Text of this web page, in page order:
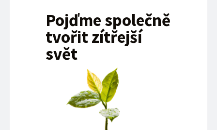
Pojďme společně
tvořit zítřejší
svět